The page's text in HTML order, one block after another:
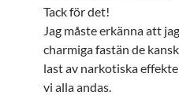
Tack för det!
Jag måste erkänna att
charmiga fastän de
last av narkotiska
vi alla andas.